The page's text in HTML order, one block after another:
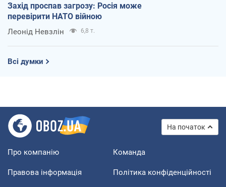
Захід проспав загрозу: Росія може
перевірити НАТО війною
Леонід Невзлін 6,8 т.
Всі думки
На початок
Про компанію Команда
Правова інформація Політика конфіденційності